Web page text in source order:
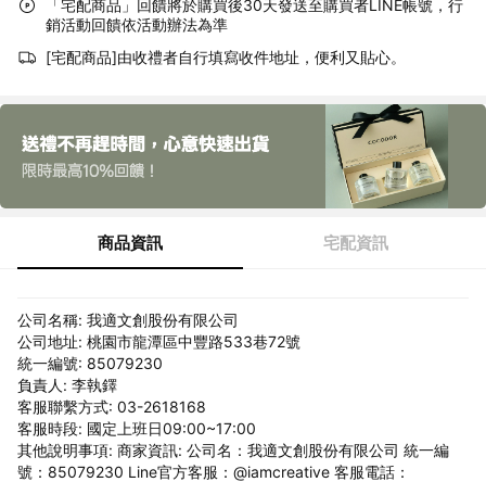
「宅配商品」回饋將於購買後30天發送至購買者LINE帳號，行
銷活動回饋依活動辦法為準
[宅配商品]由收禮者自行填寫收件地址，便利又貼心。
商品資訊 宅配資訊
公司名稱: 我適文創股份有限公司
公司地址: 桃園市龍潭區中豐路533巷72號
統一編號: 85079230
負責人: 李執鐸
客服聯繫方式: 03-2618168
客服時段: 國定上班日09:00~17:00
其他說明事項: 商家資訊: 公司名：我適文創股份有限公司 統一編
號：85079230 Line官方客服：@iamcreative 客服電話：